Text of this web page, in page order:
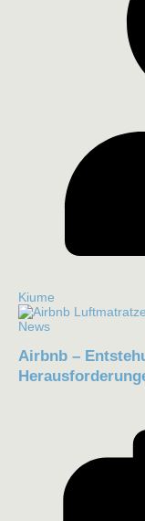
Kiume
News
Airbnb –